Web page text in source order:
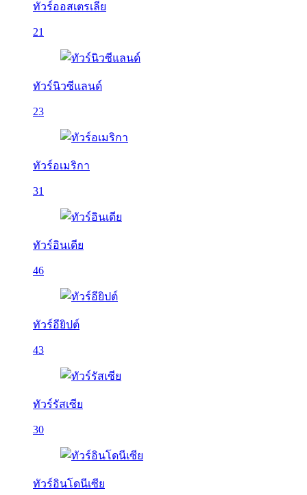
ทัวร์ออสเตรเลีย
21
ทัวร์นิวซีแลนด์
23
ทัวร์อเมริกา
31
ทัวร์อินเดีย
46
ทัวร์อียิปต์
43
ทัวร์รัสเซีย
30
ทัวร์อินโดนีเซีย